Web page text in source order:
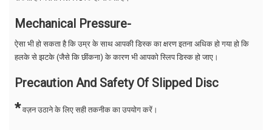
Mechanical Pressure-
ऐसा भी हो सकता है कि उम्र के साथ आपकी डिस्क का क्षरण इतना अधिक हो गया हो कि
हलके से झटके (जैसे कि छींकना) के कारण भी आपको स्लिप डिस्क हो जाए।
Precaution And Safety Of Slipped Disc
*वज़न उठाने के लिए सही तकनीक का उपयोग करें।